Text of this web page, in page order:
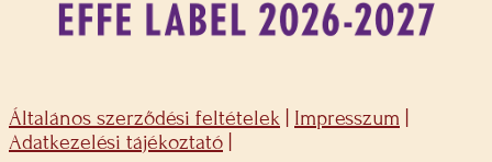
Általános szerződési feltételek Impresszum
Adatkezelési tájékoztató